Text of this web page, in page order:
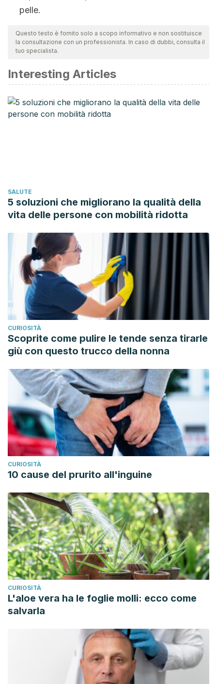
pelle.
Questo testo è fornito solo a scopo informativo e non sostituisce
la consultazione con un professionista. In caso di dubbi, consulta il
tuo specialista.
Interesting Articles
SALUTE
5 soluzioni che migliorano la qualità della
vita delle persone con mobilità ridotta
CURIOSITÀ
Scoprite come pulire le tende senza tirarle
giù con questo trucco della nonna
CURIOSITÀ
10 cause del prurito all'inguine
CURIOSITÀ
L'aloe vera ha le foglie molli: ecco come
salvarla